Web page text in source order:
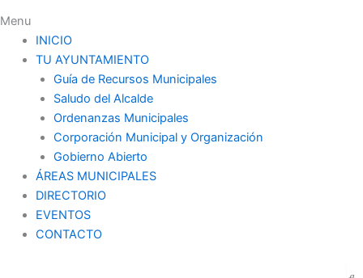
Menu
INICIO
TU AYUNTAMIENTO
Guía de Recursos Municipales
Saludo del Alcalde
Ordenanzas Municipales
Corporación Municipal y Organización
Gobierno Abierto
ÁREAS MUNICIPALES
DIRECTORIO
EVENTOS
CONTACTO